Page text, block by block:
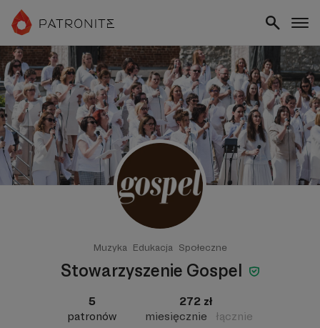
Muzyka Edukacja Społeczne
Stowarzyszenie Gospel
5
patronów
272 zł
miesięcznie
łącznie